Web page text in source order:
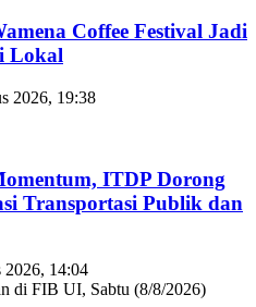
Coffee Festival Jadi
Lokal
2026, 19:38
ITDP Dorong
Transportasi Publik dan
2026, 14:04